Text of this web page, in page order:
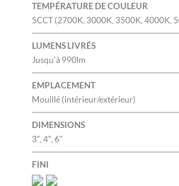
TEMPÉRATURE DE COULEUR
5CCT (2700K, 3000K, 3500K, 4000K,
LUMENS LIVRÉS
Jusqu’à 990lm
EMPLACEMENT
Mouillé (intérieur/extérieur)
DIMENSIONS
3″, 4″, 6″
FINI